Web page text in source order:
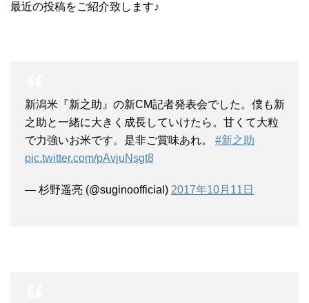
最近の投稿をご紹介致します♪
新潟米『新之助』の新CM記者発表会でした。僕も新
之助と一緒に大きく成長していけたら。甘くて大粒
で力強いお米です。是非ご賞味あれ。 #新之助
pic.twitter.com/pAvjuNsgt8
— 杉野遥亮 (@suginoofficial) 2017年10月11日